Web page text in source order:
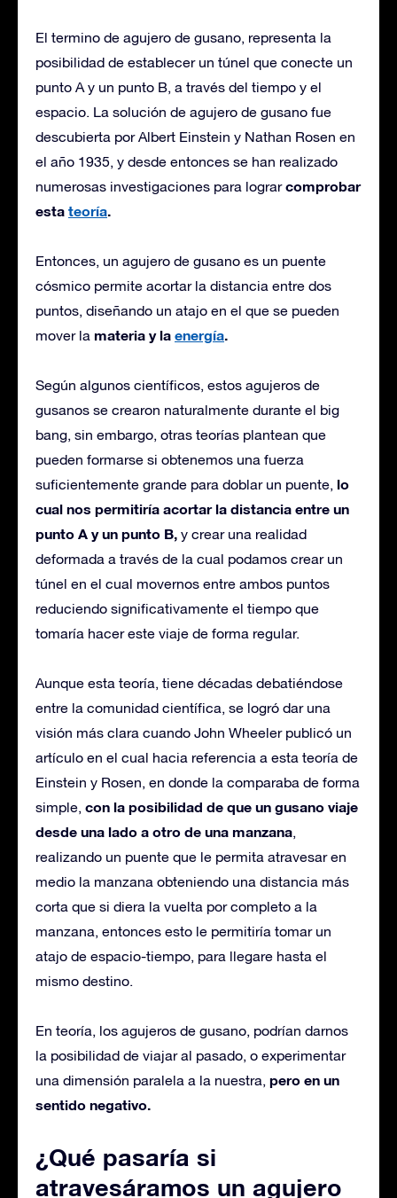
El termino de agujero de gusano, representa la
posibilidad de establecer un túnel que conecte un
punto A y un punto B, a través del tiempo y el
espacio. La solución de agujero de gusano fue
descubierta por Albert Einstein y Nathan Rosen en
el año 1935, y desde entonces se han realizado
numerosas investigaciones para lograrcomprobar
esta teoría.
Entonces, un agujero de gusano es un puente
cósmico permite acortar la distancia entre dos
puntos, diseñando un atajo en el que se pueden
mover la materia y la energía.
Según algunos científicos, estos agujeros de
gusanos se crearon naturalmente durante el big
bang, sin embargo, otras teorías plantean que
pueden formarse si obtenemos una fuerza
suficientemente grande para doblar un puente, lo
cual nos permitiría acortar la distancia entre un
punto A y un punto B, y crear una realidad
deformada a través de la cual podamos crear un
túnel en el cual movernos entre ambos puntos
reduciendo significativamente el tiempo que
tomaría hacer este viaje de forma regular.
Aunque esta teoría, tiene décadas debatiéndose
entre la comunidad científica, se logró dar una
visión más clara cuando John Wheeler publicó un
artículo en el cual hacia referencia a esta teoría de
Einstein y Rosen, en donde la comparaba de forma
simple, con la posibilidad de que un gusano viaje
desde una lado a otro de una manzana,
realizando un puente que le permita atravesar en
medio la manzana obteniendo una distancia más
corta que si diera la vuelta por completo a la
manzana, entonces esto le permitiría tomar un
atajo de espacio-tiempo, para llegare hasta el
mismo destino.
En teoría, los agujeros de gusano, podrían darnos
la posibilidad de viajar al pasado, o experimentar
una dimensión paralela a la nuestra, pero en un
sentido negativo.
¿Qué pasaría si
atravesáramos un agujero